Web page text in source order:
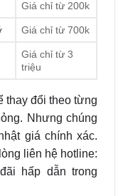
Giá chỉ từ 200k
Giá chỉ từ 700k
Giá chỉ từ 3
triệu
thay đổi theo từng
Nhưng chúng
giá chính xác.
liên hệ hotline:
hấp dẫn trong